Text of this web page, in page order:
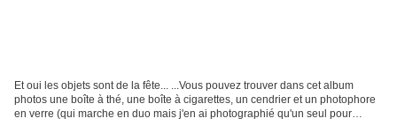
Et oui les objets sont de la fête... ...Vous pouvez trouver dans cet album
photos une boîte à thé, une boîte à cigarettes, un cendrier et un photophore
en verre (qui marche en duo mais j'en ai photographié qu'un seul pour